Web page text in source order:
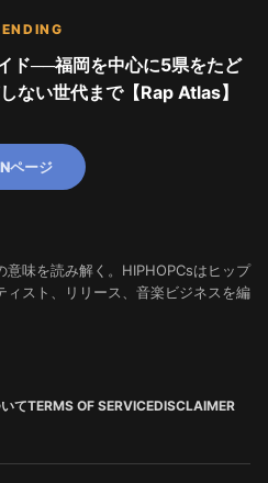
ド──福岡を中心に5県をたど
ない世代まで【Rap Atlas】
ページ
意味を読み解く。HIPHOPCsはヒップ
ィスト、リリース、音楽ビジネスを編
てTERMS OF SERVICEDISCLAIMER